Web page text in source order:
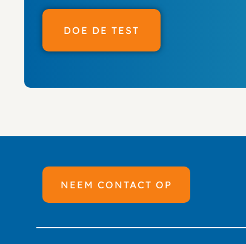
DOE DE TEST
NEEM CONTACT OP